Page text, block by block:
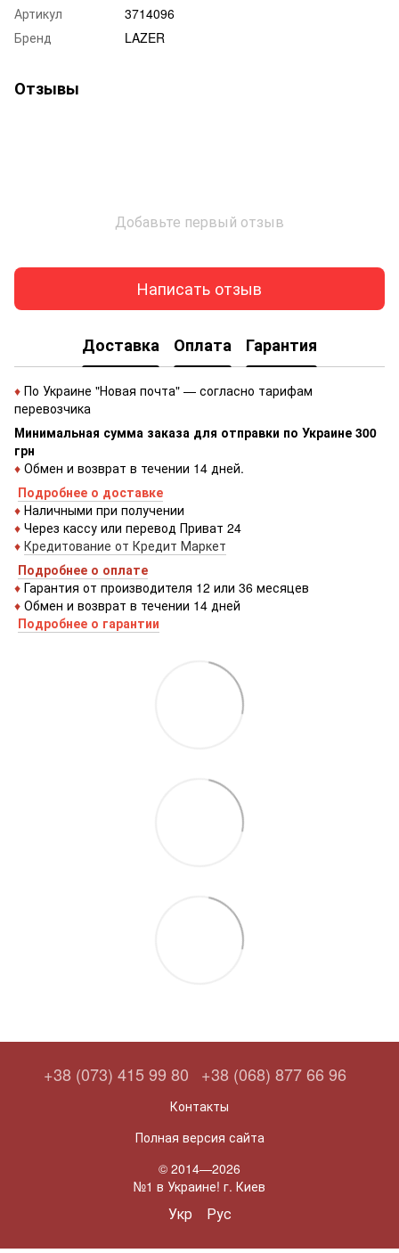
Артикул
3714096
Бренд
LAZER
Отзывы
Добавьте первый отзыв
Написать отзыв
Доставка Оплата Гарантия
♦ По Украине "Новая почта" — согласно тарифам
перевозчика
Минимальная сумма заказа для отправки по Украине 300
грн
♦ Обмен и возврат в течении 14 дней.
Подробнее о доставке
♦ Наличными при получении
♦ Через кассу или перевод Приват 24
♦ Кредитование от Кредит Маркет
Подробнее о оплате
♦ Гарантия от производителя 12 или 36 месяцев
♦ Обмен и возврат в течении 14 дней
Подробнее о гарантии
+38 (073) 415 99 80 +38 (068) 877 66 96
Контакты
Полная версия сайта
© 2014—2026
№1 в Украине! г. Киев
Укр Рус